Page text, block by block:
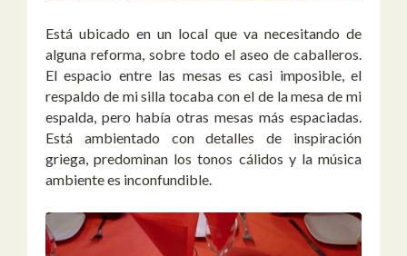
Está ubicado en un local que va necesitando de
alguna reforma, sobre todo el aseo de caballeros.
El espacio entre las mesas es casi imposible, el
respaldo de mi silla tocaba con el de la mesa de mi
espalda, pero había otras mesas más espaciadas.
Está ambientado con detalles de inspiración
griega, predominan los tonos cálidos y la música
ambiente es inconfundible.